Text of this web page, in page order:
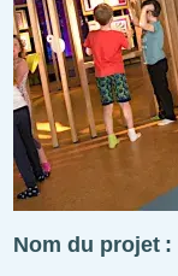
Nom du projet :